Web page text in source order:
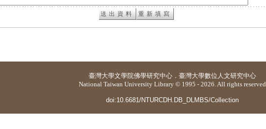
臺灣大學文學院佛學研究中心 ． 臺灣大學數位人文研究中心
National Taiwan University Library © 1995 - 2026. All rights reserved
doi:10.6681/NTURCDH.DB_DLMBS/Collection